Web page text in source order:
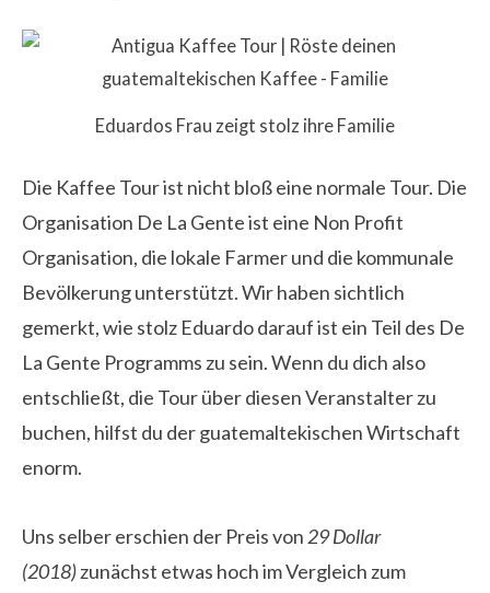
Eduardos Frau zeigt stolz ihre Familie
Die Kaffee Tour ist nicht bloß eine normale Tour. Die
Organisation De La Gente ist eine Non Profit
Organisation, die lokale Farmer und die kommunale
Bevölkerung unterstützt. Wir haben sichtlich
gemerkt, wie stolz Eduardo darauf ist ein Teil des De
La Gente Programms zu sein. Wenn du dich also
entschließt, die Tour über diesen Veranstalter zu
buchen, hilfst du der guatemaltekischen Wirtschaft
enorm.
Uns selber erschien der Preis von 29 Dollar
(2018)zunächst etwas hoch im Vergleich zum